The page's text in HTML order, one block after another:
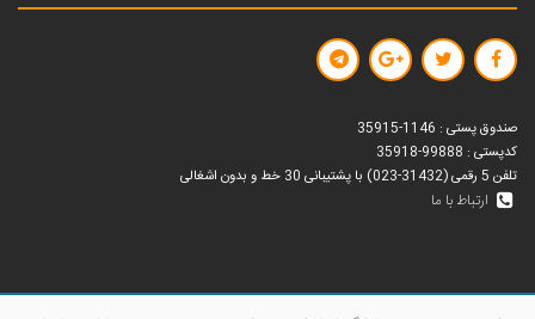
صندوق پستی : 1146-35915
کدپستی : 99888-35918
تلفن 5 رقمی (31432-023) با پشتیبانی 30 خط و بدون اشغالی
ارتباط با ما